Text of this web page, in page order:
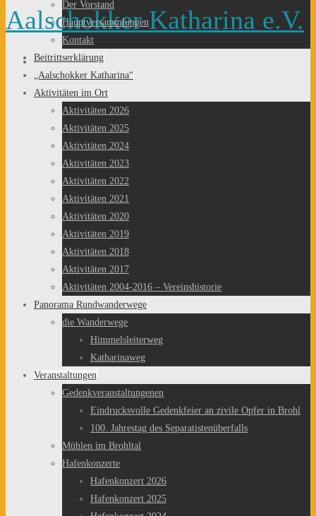
Aalschokker Katharina e.V.
Der Vorstand
Hauptversammlungen
Kontakt
Beitrittserklärung
„Aalschokker Katharina“
Aktivitäten im Ort
Aktivitäten 2026
Aktivitäten 2025
Aktivitäten 2024
Aktivitäten 2023
Aktivitäten 2022
Aktivitäten 2021
Aktivitäten 2020
Aktivitäten 2019
Aktivitäten 2018
Aktivitäten 2017
Aktivitäten 2004-2016 – Vereinshistorie
Panorama Rundwanderwege
die Wanderwege
Himmelsleiterweg
Katharinaweg
Veranstaltungen
Gedenkveranstaltungenen
Eindrucksvolle Gedenkfeier an zivile Opfer in Brohl
100. Jahrestag des Separatistenüberfalls
Mühlen im Brohltal
Hafenkonzerte
Hafenkonzert 2026
Hafenkonzert 2025